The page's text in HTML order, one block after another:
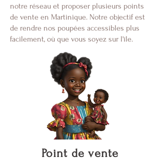
notre réseau et proposer plusieurs points
de vente en Martinique. Notre objectif est
de rendre nos poupées accessibles plus
facilement, où que vous soyez sur l'île.
Point de vente